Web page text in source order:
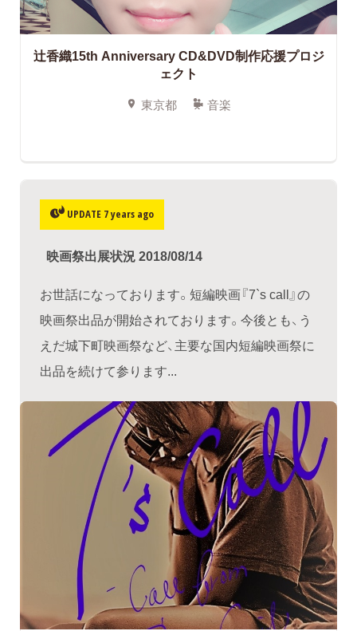
辻香織15th Anniversary CD&DVD制作応援プロジ
ェクト
東京都 音楽
UPDATE 7 years ago
映画祭出展状況 2018/08/14
お世話になっております。短編映画『7`s call』の
映画祭出品が開始されております。今後とも、う
えだ城下町映画祭など、主要な国内短編映画祭に
出品を続けて参ります...